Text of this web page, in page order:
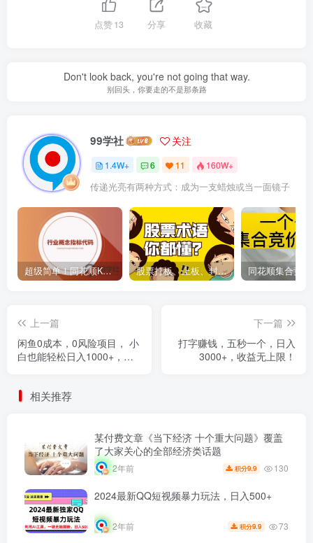
点赞13 分享 收藏
Don't look back, you're not going that way.
别回头，你要走的不是那条路
99学社 关注
1.4W+ 6 11 160W+
传递光亮有两种方式：成为一支蜡烛或当一面镜子
超级简单！同花顺K线界面显示行业概念指标代码图解 股票打板、上板、封板、翘板、炸板是什么意思？炒股你必须懂的暗语！
上一篇
闲鱼0成本，0风险项目， 小
白也能轻松日入1000+，简
下一篇
打字赚钱，五秒一个，日入
3000+，收益无上限！
相关推荐
某付费文章《当下经济 十个重大问题》覆盖
了大家关心的全部经济类话题
2年前 积分9.9 130
2024最新QQ短视频暴力玩法，日入500+
2年前 积分9.9 73